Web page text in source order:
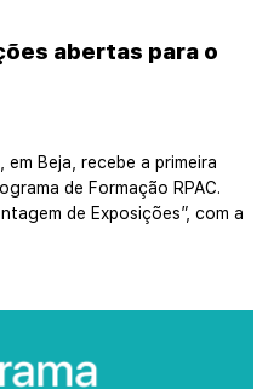
abertas para o
Beja, recebe a primeira
de Formação RPAC.
de Exposições”, com a